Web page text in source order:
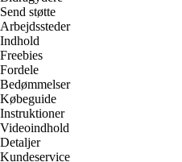
Send støtte
Arbejdssteder
Indhold
Freebies
Fordele
Bedømmelser
Købeguide
Instruktioner
Videoindhold
Detaljer
Kundeservice